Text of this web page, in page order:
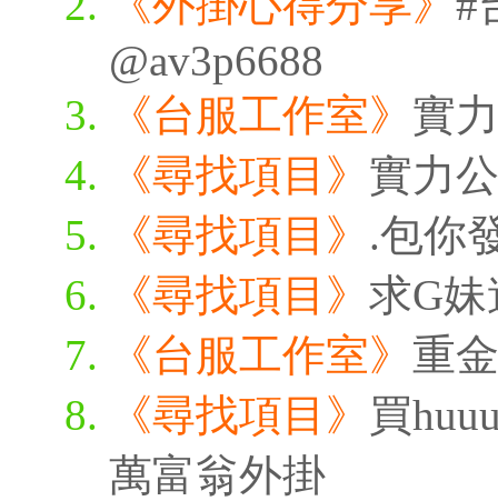
@av3p6688
《台服工作室》 實
《尋找項目》 實力
《尋找項目》 .包你
《尋找項目》 求G
《台服工作室》 重
《尋找項目》 買
萬富翁外掛